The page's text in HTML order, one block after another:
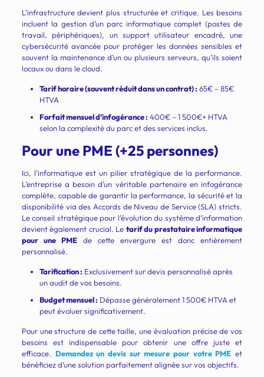
L’infrastructure devient plus structurée et critique. Les besoins
incluent la gestion d’un parc informatique complet (postes de
travail, périphériques), un support utilisateur encadré, une
cybersécurité avancée pour protéger les données sensibles et
souvent la maintenance d’un ou plusieurs serveurs, qu’ils soient
locaux ou dans le cloud.
Tarif horaire (souvent réduit dans un contrat) : 65€ – 85€
HTVA
Forfait mensuel d’infogérance : 400€ – 1 500€+ HTVA
selon la complexité du parc et des services inclus.
Pour une PME (+25 personnes)
Ici, l’informatique est un pilier stratégique de la performance.
L’entreprise a besoin d’un véritable partenaire en infogérance
complète, capable de garantir la performance, la sécurité et la
disponibilité via des Accords de Niveau de Service (SLA) stricts.
Le conseil stratégique pour l’évolution du système d’information
devient également crucial. Le tarif du prestataire informatique
pour une PMEde cette envergure est donc entièrement
personnalisé.
Tarification : Exclusivement sur devis personnalisé après
un audit de vos besoins.
Budget mensuel : Dépasse généralement 1 500€ HTVA et
peut évoluer significativement.
Pour une structure de cette taille, une évaluation précise de vos
besoins est indispensable pour obtenir une offre juste et
efficace. Demandez un devis sur mesure pour votre PME et
bénéficiez d’une solution parfaitement alignée sur vos objectifs.